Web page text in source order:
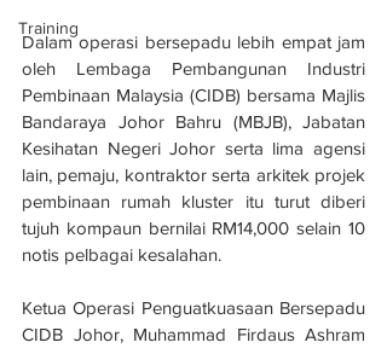
Training
Dalam operasi bersepadu lebih empat jam
oleh Lembaga Pembangunan Industri
Pembinaan Malaysia (CIDB) bersama Majlis
Bandaraya Johor Bahru (MBJB), Jabatan
Kesihatan Negeri Johor serta lima agensi
lain, pemaju, kontraktor serta arkitek projek
pembinaan rumah kluster itu turut diberi
tujuh kompaun bernilai RM14,000 selain 10
notis pelbagai kesalahan.
Ketua Operasi Penguatkuasaan Bersepadu
CIDB Johor, Muhammad Firdaus Ashram